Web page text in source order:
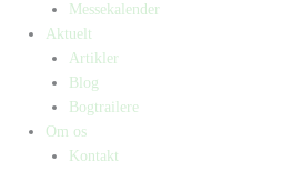
Messekalender
Aktuelt
Artikler
Blog
Bogtrailere
Om os
Kontakt